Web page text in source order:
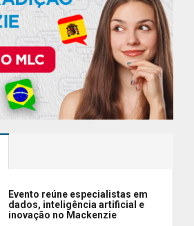
Evento reúne especialistas em
dados, inteligência artificial e
inovação no Mackenzie